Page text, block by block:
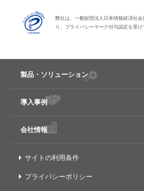
弊社は、一般財団法人日本情報経済社会
り、プライバシーマーク付与認定を受け
製品・ソリューション
導入事例
会社情報
サイトの利用条件
プライバシーポリシー